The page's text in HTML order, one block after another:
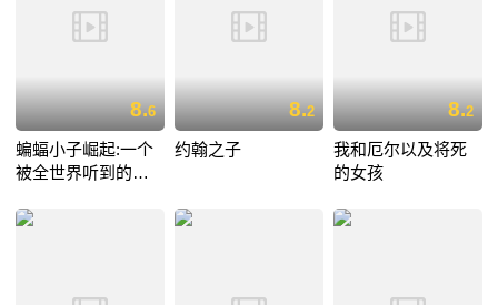
8.6
蝙蝠小子崛起:一个
被全世界听到的愿
8.2
约翰之子
8.2
我和厄尔以及将死
的女孩